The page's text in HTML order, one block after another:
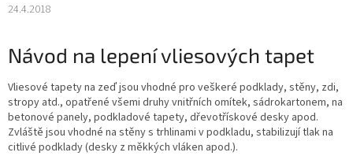
24.4.2018
Návod na lepení vliesových tapet
Vliesové tapety na zeď jsou vhodné pro veškeré podklady, stěny, zdi,
stropy atd., opatřené všemi druhy vnitřních omítek, sádrokartonem, na
betonové panely, podkladové tapety, dřevotřískové desky apod.
Zvláště jsou vhodné na stěny s trhlinami v podkladu, stabilizují tlak na
citlivé podklady (desky z měkkých vláken apod.).